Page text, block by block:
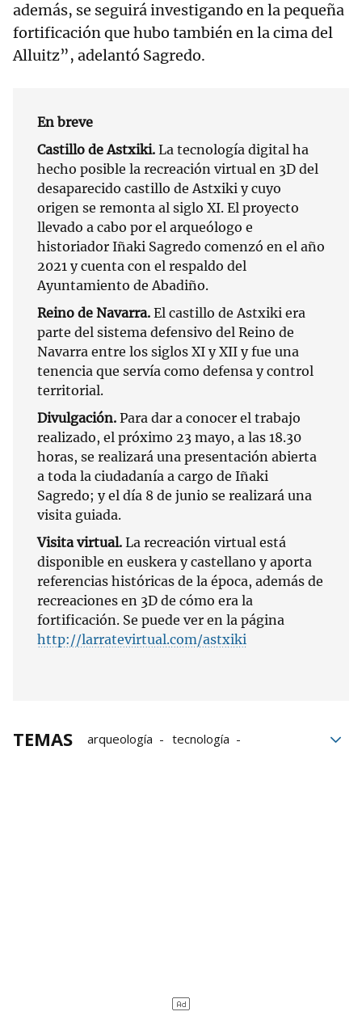
además, se seguirá investigando en la pequeña
fortificación que hubo también en la cima del
Alluitz”, adelantó Sagredo.
En breve
Castillo de Astxiki. La tecnología digital ha
hecho posible la recreación virtual en 3D del
desaparecido castillo de Astxiki y cuyo
origen se remonta al siglo XI. El proyecto
llevado a cabo por el arqueólogo e
historiador Iñaki Sagredo comenzó en el año
2021 y cuenta con el respaldo del
Ayuntamiento de Abadiño.
Reino de Navarra. El castillo de Astxiki era
parte del sistema defensivo del Reino de
Navarra entre los siglos XI y XII y fue una
tenencia que servía como defensa y control
territorial.
Divulgación. Para dar a conocer el trabajo
realizado, el próximo 23 mayo, a las 18.30
horas, se realizará una presentación abierta
a toda la ciudadanía a cargo de Iñaki
Sagredo; y el día 8 de junio se realizará una
visita guiada.
Visita virtual. La recreación virtual está
disponible en euskera y castellano y aporta
referencias históricas de la época, además de
recreaciones en 3D de cómo era la
fortificación. Se puede ver en la página
http://larratevirtual.com/astxiki
TEMAS arqueología
tecnología